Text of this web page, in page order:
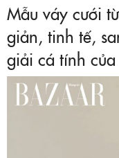
Mẫu váy cưới
giản, tinh tế,
giải cá tính